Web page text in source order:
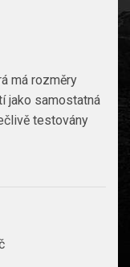
má rozměry
jako samostatná
testovány